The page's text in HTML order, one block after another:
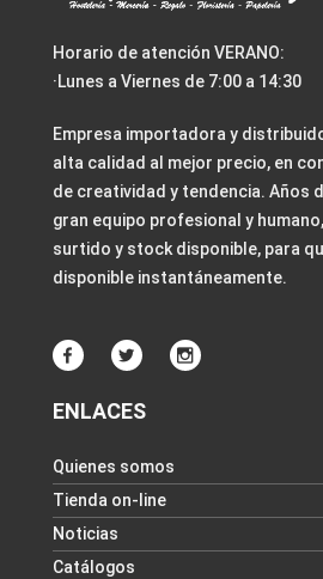
Horario de atención VERANO:
·Lunes a Viernes de 7:00 a 14:30
Empresa importadora y
alta calidad al mejor precio, en
de creatividad y tendencia. Años
gran equipo profesional y
surtido y stock disponible, para
disponible instantáneamente.
ENLACES
Quienes somos
Tienda on-line
Noticias
Catálogos